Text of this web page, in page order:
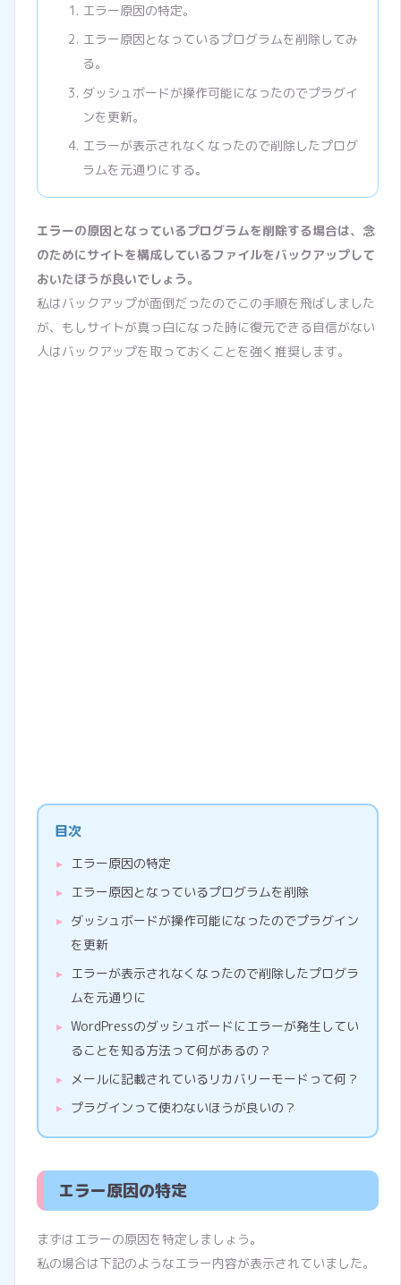
エラー原因の特定。
エラー原因となっているプログラムを削除してみ
る。
ダッシュボードが操作可能になったのでプラグイ
ンを更新。
エラーが表示されなくなったので削除したプログ
ラムを元通りにする。
エラーの原因となっているプログラムを削除する場合は、念
のためにサイトを構成しているファイルをバックアップして
おいたほうが良いでしょう。
私はバックアップが面倒だったのでこの手順を飛ばしました
が、もしサイトが真っ白になった時に復元できる自信がない
人はバックアップを取っておくことを強く推奨します。
目次
エラー原因の特定
エラー原因となっているプログラムを削除
ダッシュボードが操作可能になったのでプラグイン
を更新
エラーが表示されなくなったので削除したプログラ
ムを元通りに
WordPressのダッシュボードにエラーが発生してい
ることを知る方法って何があるの？
メールに記載されているリカバリーモードって何？
プラグインって使わないほうが良いの？
エラー原因の特定
まずはエラーの原因を特定しましょう。
私の場合は下記のようなエラー内容が表示されていました。